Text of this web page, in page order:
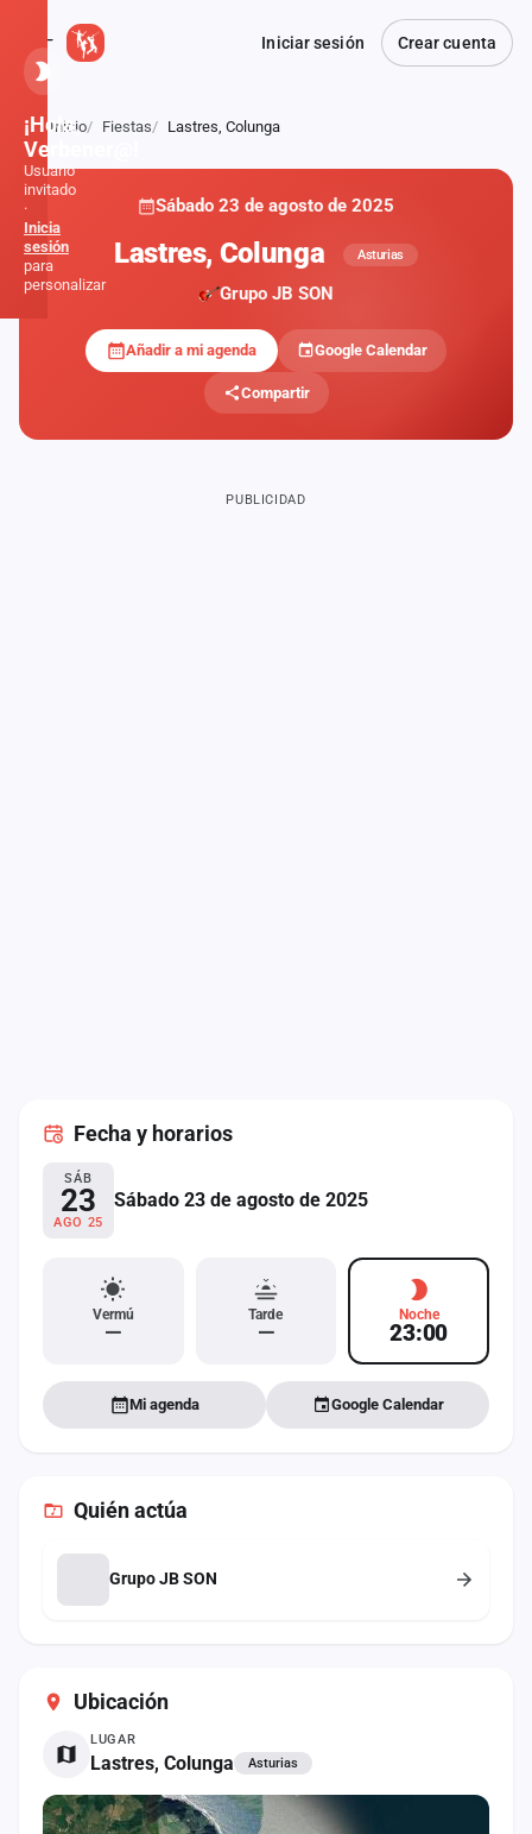
Iniciar sesión Crear cuenta
Atrás
Inicio Fiestas Lastres, Colunga
Sábado 23 de agosto de 2025
Lastres, Colunga Asturias
Grupo JB SON
Añadir a mi agenda Google Calendar
Compartir
Ubicación
LUGAR
Lastres, Colunga Asturias
PUBLICIDAD
Fecha y horarios
SÁB
23
AGO 25
Sábado 23 de agosto de 2025
Vermú
—
Tarde
—
Noche
23:00
Mi agenda Google Calendar
Quién actúa
Grupo JB SON
¡Hola,
Verbener@!
Usuario
invitado
·
Inicia
sesión
para
personalizar
Administración
Contacto